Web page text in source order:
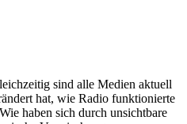
sind alle Medien aktuell
hat, wie Radio funktionierte
haben sich durch unsichtbare